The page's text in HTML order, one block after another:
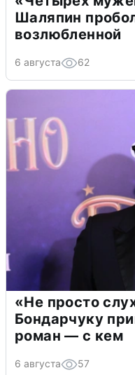
Шаляпин
возлюбленной
6 августа 62
«Не просто
Бондарчуку
роман — с кем
6 августа 57